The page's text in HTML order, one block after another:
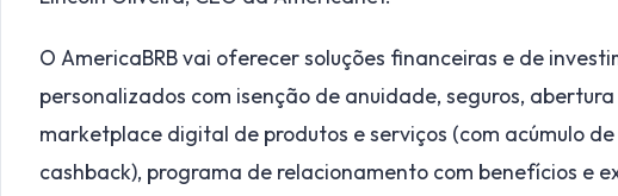
O AmericaBRB vai oferecer soluções financeiras e de
personalizados com isenção de anuidade, seguros,
marketplace digital de produtos e serviços (com acúmulo
cashback), programa de relacionamento com benefícios e